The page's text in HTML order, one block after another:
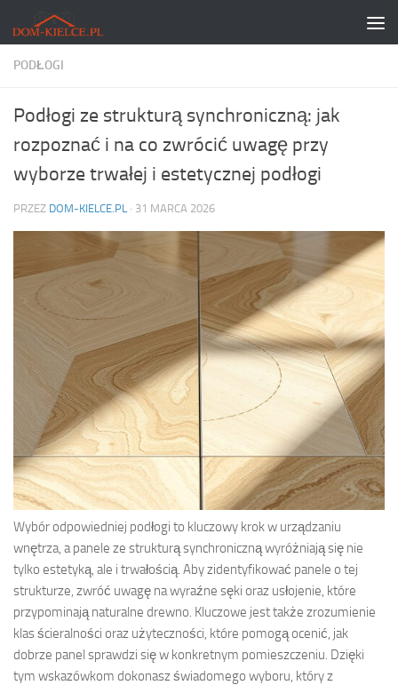
Skip to content
PODŁOGI
Podłogi ze strukturą synchroniczną: jak
rozpoznać i na co zwrócić uwagę przy
wyborze trwałej i estetycznej podłogi
PRZEZ DOM-KIELCE.PL · 31 MARCA 2026
Wybór odpowiedniej podłogi to kluczowy krok w urządzaniu
wnętrza, a panele ze strukturą synchroniczną wyróżniają się nie
tylko estetyką, ale i trwałością. Aby zidentyfikować panele o tej
strukturze, zwróć uwagę na wyraźne sęki oraz usłojenie, które
przypominają naturalne drewno. Kluczowe jest także zrozumienie
klas ścieralności oraz użyteczności, które pomogą ocenić, jak
dobrze panel sprawdzi się w konkretnym pomieszczeniu. Dzięki
tym wskazówkom dokonasz świadomego wyboru, który z